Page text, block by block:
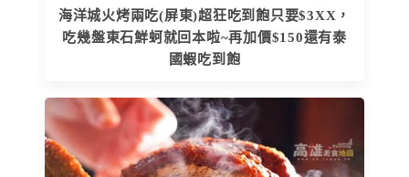
海洋城火烤兩吃(屏東)超狂吃到飽只要$3XX，
吃幾盤東石鮮蚵就回本啦~再加價$150還有泰
國蝦吃到飽